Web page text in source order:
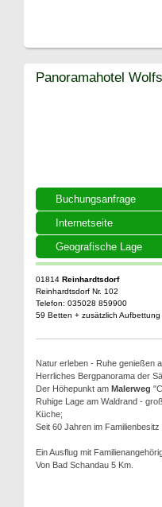
Buchungsanfrage
Internetseite
Geografische Lage
Panoramahotel
01814 Reinhardtsdorf
Reinhardtsdorf Nr. 102
Telefon: 035028 859900
59 Betten + zusätzlich Aufbettung
Natur erleben - Ruhe genießen
Herrliches Bergpanorama der
Der Höhepunkt am Malerweg
Ruhige Lage am Waldrand -
Küche;
Seit 60 Jahren im Familienbesitz
Ein Ausflug mit
Von Bad Schandau 5 Km.